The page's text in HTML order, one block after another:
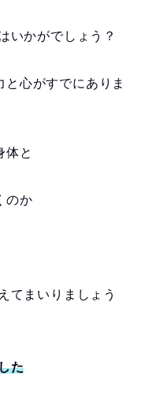
いかがでしょう？
心がすでにありま
体と
のか
てまいりましょう
た